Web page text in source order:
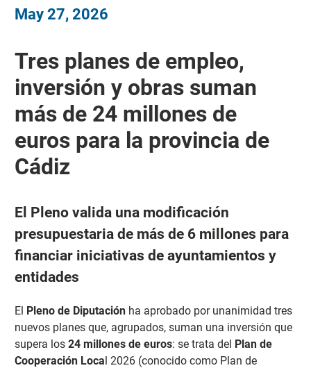
May 27, 2026
Tres planes de empleo,
inversión y obras suman
más de 24 millones de
euros para la provincia de
Cádiz
El Pleno valida una modificación
presupuestaria de más de 6 millones para
financiar iniciativas de ayuntamientos y
entidades
El Pleno de Diputaciónha aprobado por unanimidad tres
nuevos planes que, agrupados, suman una inversión que
supera los 24 millones de euros: se trata del Plan de
Cooperación Local 2026 (conocido como Plan de